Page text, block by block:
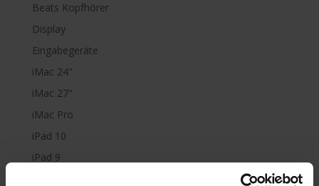
Beats Kopfhörer
Display
Eingabegeräte
iMac 24"
iMac 27"
iMac Pro
iPad 10
iPad 9